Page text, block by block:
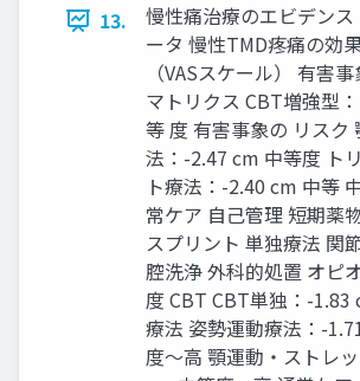
13.
慢性痛治療のエビデン
ータ 慢性TMD疼痛の効
（VASスケール） 有害
マトリクス CBT増強型
等 度 有害事象の リスク
法：-2.47 cm 中等度 ト
ト療法：-2.40 cm 中等
常ケア ⾃⼰管理 短期薬
スプリント 単独療法 関
腔洗浄 外科的処置 オピ
度 CBT CBT単独：-1.83
療法 姿勢運動療法：-
度〜⾼ 顎運動‧ストレ